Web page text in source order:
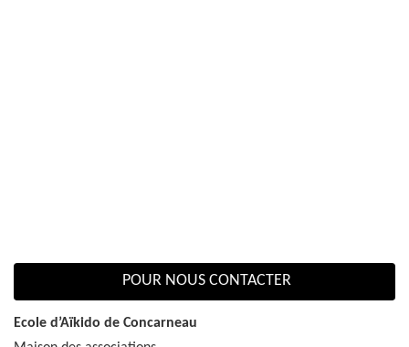
POUR NOUS CONTACTER
Ecole d’Aïkido de Concarneau